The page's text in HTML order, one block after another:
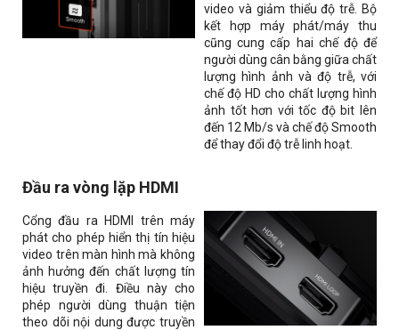
video và giảm thiểu độ trễ. Bộ
kết hợp máy phát/máy thu
cũng cung cấp hai chế độ để
người dùng cân bằng giữa chất
lượng hình ảnh và độ trễ, với
chế độ HD cho chất lượng hình
ảnh tốt hơn với tốc độ bit lên
đến 12 Mb/s và chế độ Smooth
để thay đổi độ trễ linh hoạt.
Đầu ra vòng lặp HDMI
Cổng đầu ra HDMI trên máy
phát cho phép hiển thị tín hiệu
video trên màn hình mà không
ảnh hưởng đến chất lượng tín
hiệu truyền đi. Điều này cho
phép người dùng thuận tiện
theo dõi nội dung được truyền